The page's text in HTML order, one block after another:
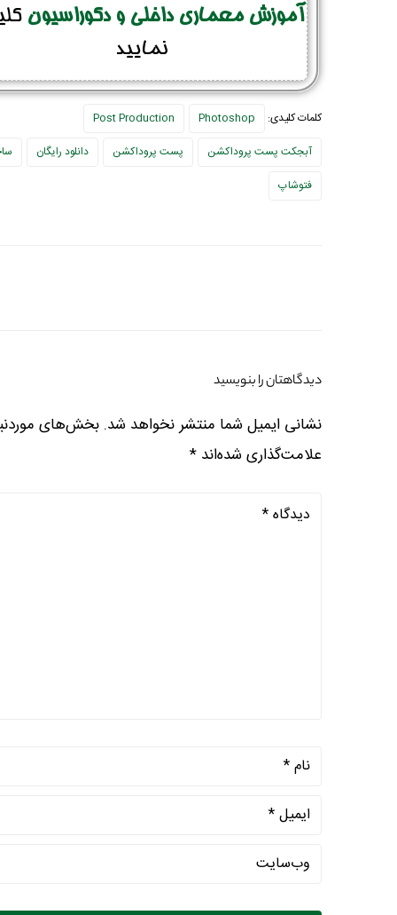
آموزش معماری داخلی و دکوراسیون
نمایید
کلمات کلیدی: Photoshop
Post Production
آبجکت پست پروداکشن
پست پروداکشن دانلود رایگان
فتوشاپ
دیدگاهتان را بنویسید
نشانی ایمیل شما منتشر نخواهد شد. بخش‌های
علامت‌گذاری شده‌اند *